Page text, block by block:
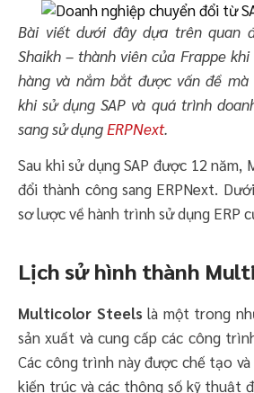
Bài viết dưới đây dựa trên quan
Shaikh – thành viên của Frappe
hàng và nắm bắt được vấn đề
khi sử dụng SAP và quá trình
sang sử dụngERPNext.
Sau khi sử dụng SAP được 12 năm,
đổi thành công sang ERPNext.
sơ lược về hành trình sử dụng ERP
Lịch sử hình thành
Multicolor Steels là một trong
sản xuất và cung cấp các công
Các công trình này được chế tạo
kiến trúc và các thông số kỹ thuật